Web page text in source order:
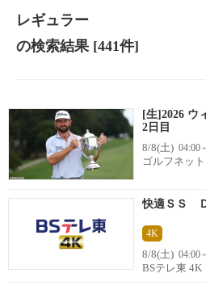
レギュラー
の検索結果[441件]
[生]2026 ウ
2日目
8/8(土) 04:00
ゴルフネッ
快適ＳＳ
4K
8/8(土) 04:00
BSテレ東 4K